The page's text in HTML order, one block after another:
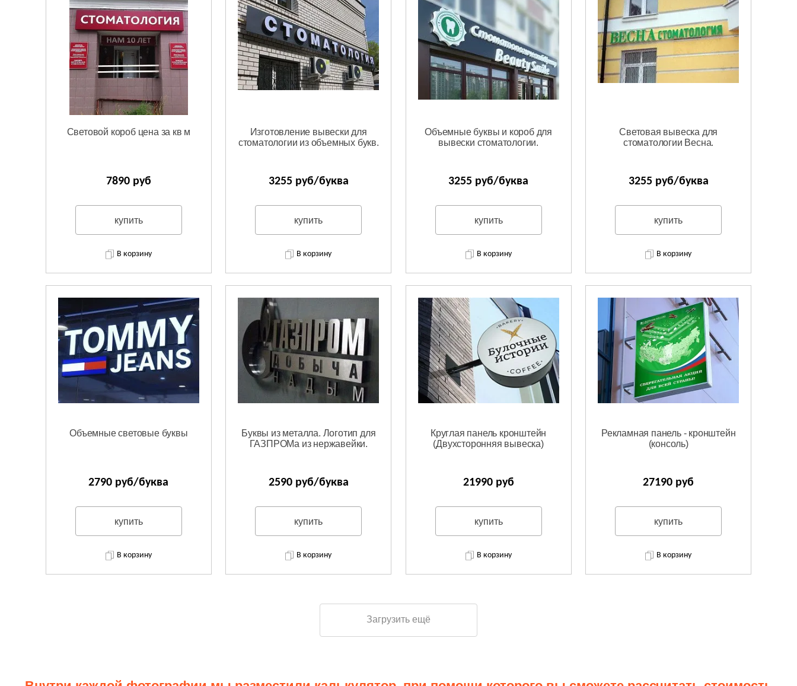
Световой короб цена за кв м
7890 руб
купить
В корзину
Изготовление вывески для
стоматологии из объемных букв.
3255 руб/буква
купить
В корзину
Объемные буквы и короб для
вывески стоматологии.
3255 руб/буква
купить
В корзину
Световая вывеска для
стоматологии Весна.
3255 руб/буква
купить
В корзину
Объемные световые буквы
2790 руб/буква
купить
В корзину
Буквы из металла. Логотип для
ГАЗПРОМа из нержавейки.
2590 руб/буква
купить
В корзину
Круглая панель кронштейн
(Двухсторонняя вывеска)
21990 руб
купить
В корзину
Рекламная панель - кронштейн
(консоль)
27190 руб
купить
В корзину
Загрузить ещё